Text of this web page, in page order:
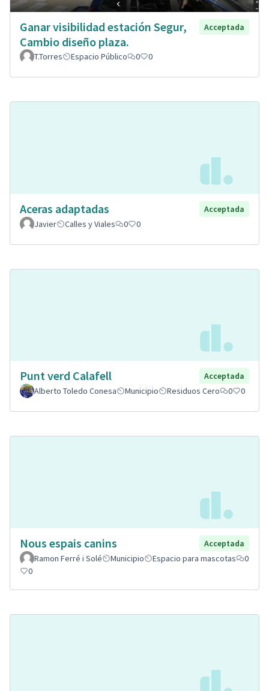
Ganar visibilidad estación Segur,
Cambio diseño plaza.
Acceptada
T.Torres Espacio Público 0 0
Aceras adaptadas
Acceptada
Javier
Calles y Viales 0 0
Punt verd Calafell
Acceptada
Alberto Toledo Conesa
Municipio Residuos Cero 0 0
Nous espais canins
Acceptada
Ramon Ferré i Solé
Municipio Espacio para mascotas
0
0